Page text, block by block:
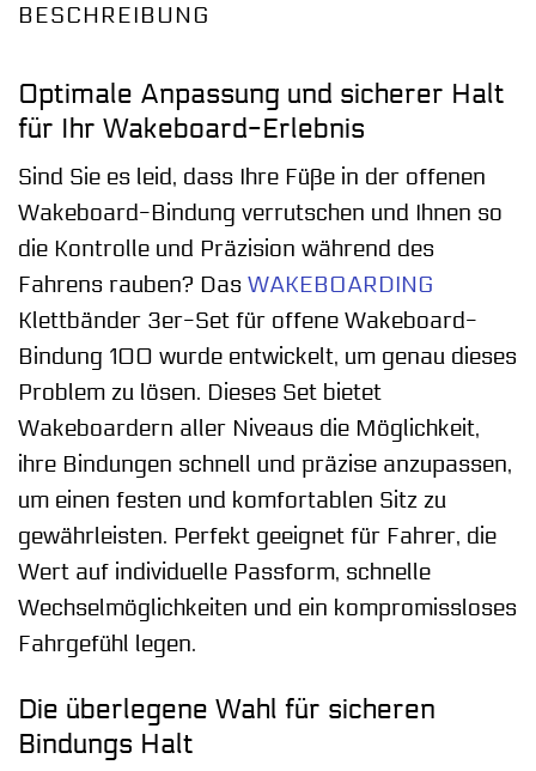
BESCHREIBUNG
Optimale Anpassung und sicherer Halt
für Ihr Wakeboard-Erlebnis
Sind Sie es leid, dass Ihre Füße in der offenen
Wakeboard-Bindung verrutschen und Ihnen so
die Kontrolle und Präzision während des
Fahrens rauben? Das WAKEBOARDING
Klettbänder 3er-Set für offene Wakeboard-
Bindung 100 wurde entwickelt, um genau dieses
Problem zu lösen. Dieses Set bietet
Wakeboardern aller Niveaus die Möglichkeit,
ihre Bindungen schnell und präzise anzupassen,
um einen festen und komfortablen Sitz zu
gewährleisten. Perfekt geeignet für Fahrer, die
Wert auf individuelle Passform, schnelle
Wechselmöglichkeiten und ein kompromissloses
Fahrgefühl legen.
Die überlegene Wahl für sicheren
Bindungs Halt